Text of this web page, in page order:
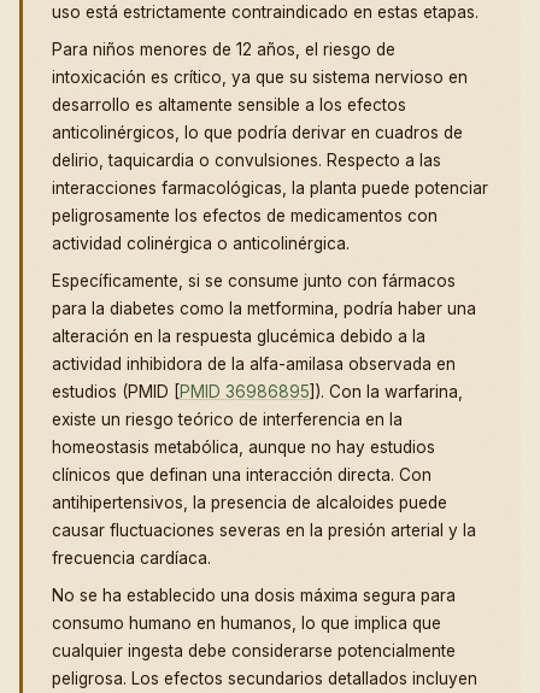
uso está estrictamente contraindicado en estas etapas.
Para niños menores de 12 años, el riesgo de
intoxicación es crítico, ya que su sistema nervioso en
desarrollo es altamente sensible a los efectos
anticolinérgicos, lo que podría derivar en cuadros de
delirio, taquicardia o convulsiones. Respecto a las
interacciones farmacológicas, la planta puede potenciar
peligrosamente los efectos de medicamentos con
actividad colinérgica o anticolinérgica.
Específicamente, si se consume junto con fármacos
para la diabetes como la metformina, podría haber una
alteración en la respuesta glucémica debido a la
actividad inhibidora de la alfa-amilasa observada en
estudios (PMID [PMID 36986895]). Con la warfarina,
existe un riesgo teórico de interferencia en la
homeostasis metabólica, aunque no hay estudios
clínicos que definan una interacción directa. Con
antihipertensivos, la presencia de alcaloides puede
causar fluctuaciones severas en la presión arterial y la
frecuencia cardíaca.
No se ha establecido una dosis máxima segura para
consumo humano en humanos, lo que implica que
cualquier ingesta debe considerarse potencialmente
peligrosa. Los efectos secundarios detallados incluyen